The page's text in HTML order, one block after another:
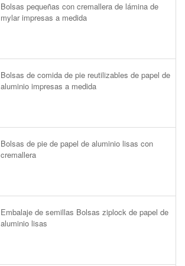
Bolsas pequeñas con cremallera de lámina de
mylar impresas a medida
Bolsas de comida de pie reutilizables de papel de
aluminio impresas a medida
Bolsas de pie de papel de aluminio lisas con
cremallera
Embalaje de semillas Bolsas ziplock de papel de
aluminio lisas